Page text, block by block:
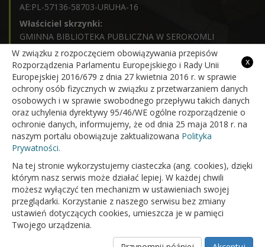
AE:PL-57136-58703-URUHA-16
Właściciel skrzynki:
GMINNA BIBLIOTEKA PUBLICZNA W SEROKOMLI
Godziny pracy:
poniedziałek:
9:00 - 17:00
wtorek:
8:00 - 18:00
środa:
8:00 - 18:00
czwartek:
8:00 - 18:00
piątek:
8:00 - 18:00
sobota:
9:00 - 15:00
Gminna Biblioteka Publiczna w Serokomli
x
W związku z rozpoczęciem obowiązywania przepisów
Rozporządzenia Parlamentu Europejskiego i Rady Unii
Europejskiej 2016/679 z dnia 27 kwietnia 2016 r. w sprawie
ochrony osób fizycznych w związku z przetwarzaniem danych
osobowych i w sprawie swobodnego przepływu takich danych
oraz uchylenia dyrektywy 95/46/WE ogólne rozporządzenie o
ochronie danych, informujemy, że od dnia 25 maja 2018 r. na
naszym portalu obowiązuje zaktualizowana Polityka
Prywatności.
Na tej stronie wykorzystujemy ciasteczka (ang. cookies), dzięki
którym nasz serwis może działać lepiej. W każdej chwili
możesz wyłączyć ten mechanizm w ustawieniach swojej
przeglądarki. Korzystanie z naszego serwisu bez zmiany
ustawień dotyczących cookies, umieszcza je w pamięci
Twojego urządzenia.